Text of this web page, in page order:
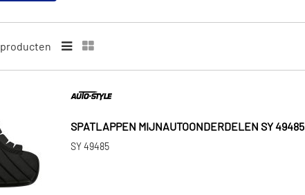
producten
SPATLAPPEN MIJNAUTOONDERDELEN SY 49485
SY 49485